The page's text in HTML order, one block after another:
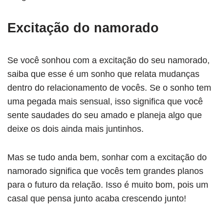
Excitação do namorado
Se você sonhou com a excitação do seu namorado,
saiba que esse é um sonho que relata mudanças
dentro do relacionamento de vocês. Se o sonho tem
uma pegada mais sensual, isso significa que você
sente saudades do seu amado e planeja algo que
deixe os dois ainda mais juntinhos.
Mas se tudo anda bem, sonhar com a excitação do
namorado significa que vocês tem grandes planos
para o futuro da relação. Isso é muito bom, pois um
casal que pensa junto acaba crescendo junto!